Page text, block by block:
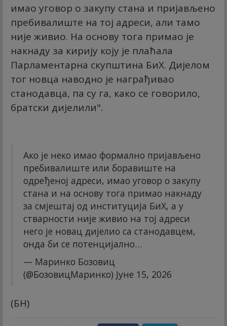
имао уговор о закупу стана и пријављено
пребивалиште на тој адреси, али тамо
није живио. На основу тога примао је
накнаду за кирију коју је плаћала
Парламентарна скупштина БиХ. Дијелом
тог новца наводно је награђивао
станодавца, па су га, како се говорило,
братски дијелили".
Ако је неко имао формално пријављено
пребивалиште или боравиште на
одређеној адреси, имао уговор о закупу
стана и на основу тога примао накнаду
за смјештај од институција БиХ, а у
стварности није живио на тој адреси
него је новац дијелио са станодавцем,
онда би се потенцијално…
— Маринко Бозовиц
(@БозовицМаринко) Јуне 15, 2026
(БН)